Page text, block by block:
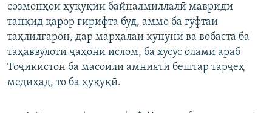
созмонҳои ҳуқуқии байналмиллалӣ мавриди
танқид қарор гирифта буд, аммо ба гуфтаи
таҳлилгарон, дар марҳалаи кунунӣ ва вобаста ба
таҳаввулоти ҷаҳони ислом, ба хусус олами араб
Тоҷикистон ба масоили амниятӣ бештар тарҷеҳ
медиҳад, то ба ҳуқуқӣ.